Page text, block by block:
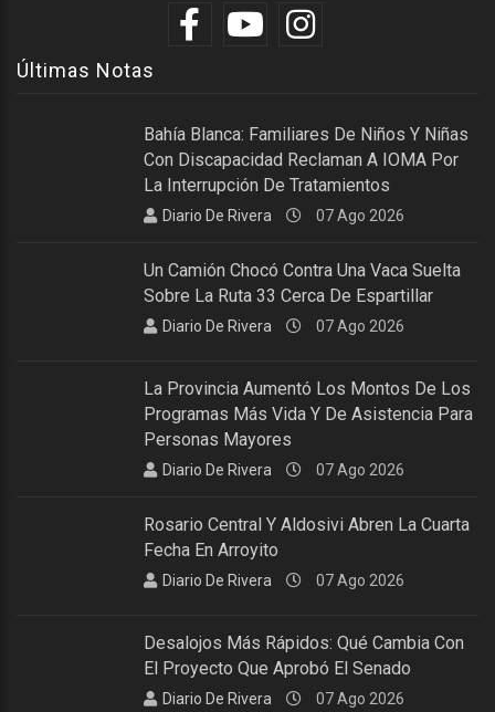
Últimas Notas
Bahía Blanca: Familiares De Niños Y Niñas
Con Discapacidad Reclaman A IOMA Por
La Interrupción De Tratamientos
Diario De Rivera 07 Ago 2026
Un Camión Chocó Contra Una Vaca Suelta
Sobre La Ruta 33 Cerca De Espartillar
Diario De Rivera 07 Ago 2026
La Provincia Aumentó Los Montos De Los
Programas Más Vida Y De Asistencia Para
Personas Mayores
Diario De Rivera 07 Ago 2026
Rosario Central Y Aldosivi Abren La Cuarta
Fecha En Arroyito
Diario De Rivera 07 Ago 2026
Desalojos Más Rápidos: Qué Cambia Con
El Proyecto Que Aprobó El Senado
Diario De Rivera 07 Ago 2026